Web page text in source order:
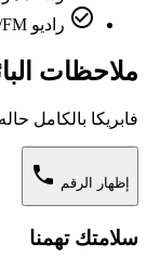
check_circle_outline راديو AM/FM
ملاحظات
فابريكا بالكامل
إظهار الرقم phone
سلامتك تهمنا